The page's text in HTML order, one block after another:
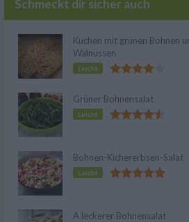
Schmeckt dir sicher auch
Kuchen mit grünen Bohnen
Walnüssen
Leicht
Grüner Bohnensalat
Leicht
Bohnen-Kichererbsen-Salat
Leicht
A leckerer Bohnensalat